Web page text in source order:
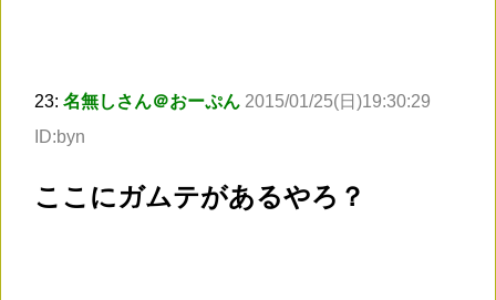
23: 名無しさん＠おーぷん 2015/01/25(日)19:30:29
ID:byn
ここにガムテがあるやろ？